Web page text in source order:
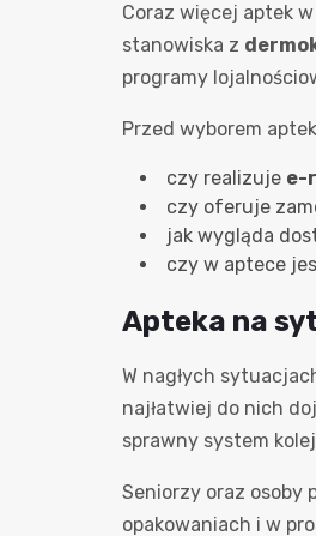
Coraz więcej aptek
stanowiska z
programy
Przed wyborem
czy realizuje e-
czy oferuje
jak wygląda
czy w aptece
Apteka na
W nagłych
najłatwiej do nich
sprawny system
Seniorzy oraz osoby
opakowaniach i w